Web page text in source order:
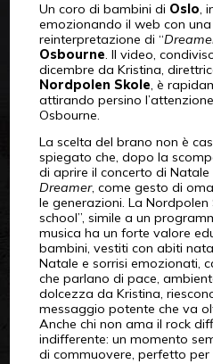
Un coro di bambini di Oslo,
emozionando il web con
reinterpretazione di “
Osbourne. Il video,
dicembre da Kristina,
Nordpolen Skole, è
attirando persino
Osbourne.
La scelta del brano non è
spiegato che, dopo la
di aprire il concerto di
Dreamer, come gesto di
le generazioni. La
school”, simile a un
musica ha un forte valore
bambini, vestiti con abiti
Natale e sorrisi emozionati,
che parlano di pace,
dolcezza da Kristina,
messaggio potente che va
Anche chi non ama il rock
indifferente: un momento
di commuovere, perfetto